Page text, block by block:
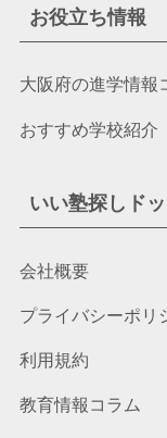
お役立ち情報
大阪府の進学情報
おすすめ学校紹介
いい塾探しド
会社概要
プライバシーポリ
利用規約
教育情報コラム